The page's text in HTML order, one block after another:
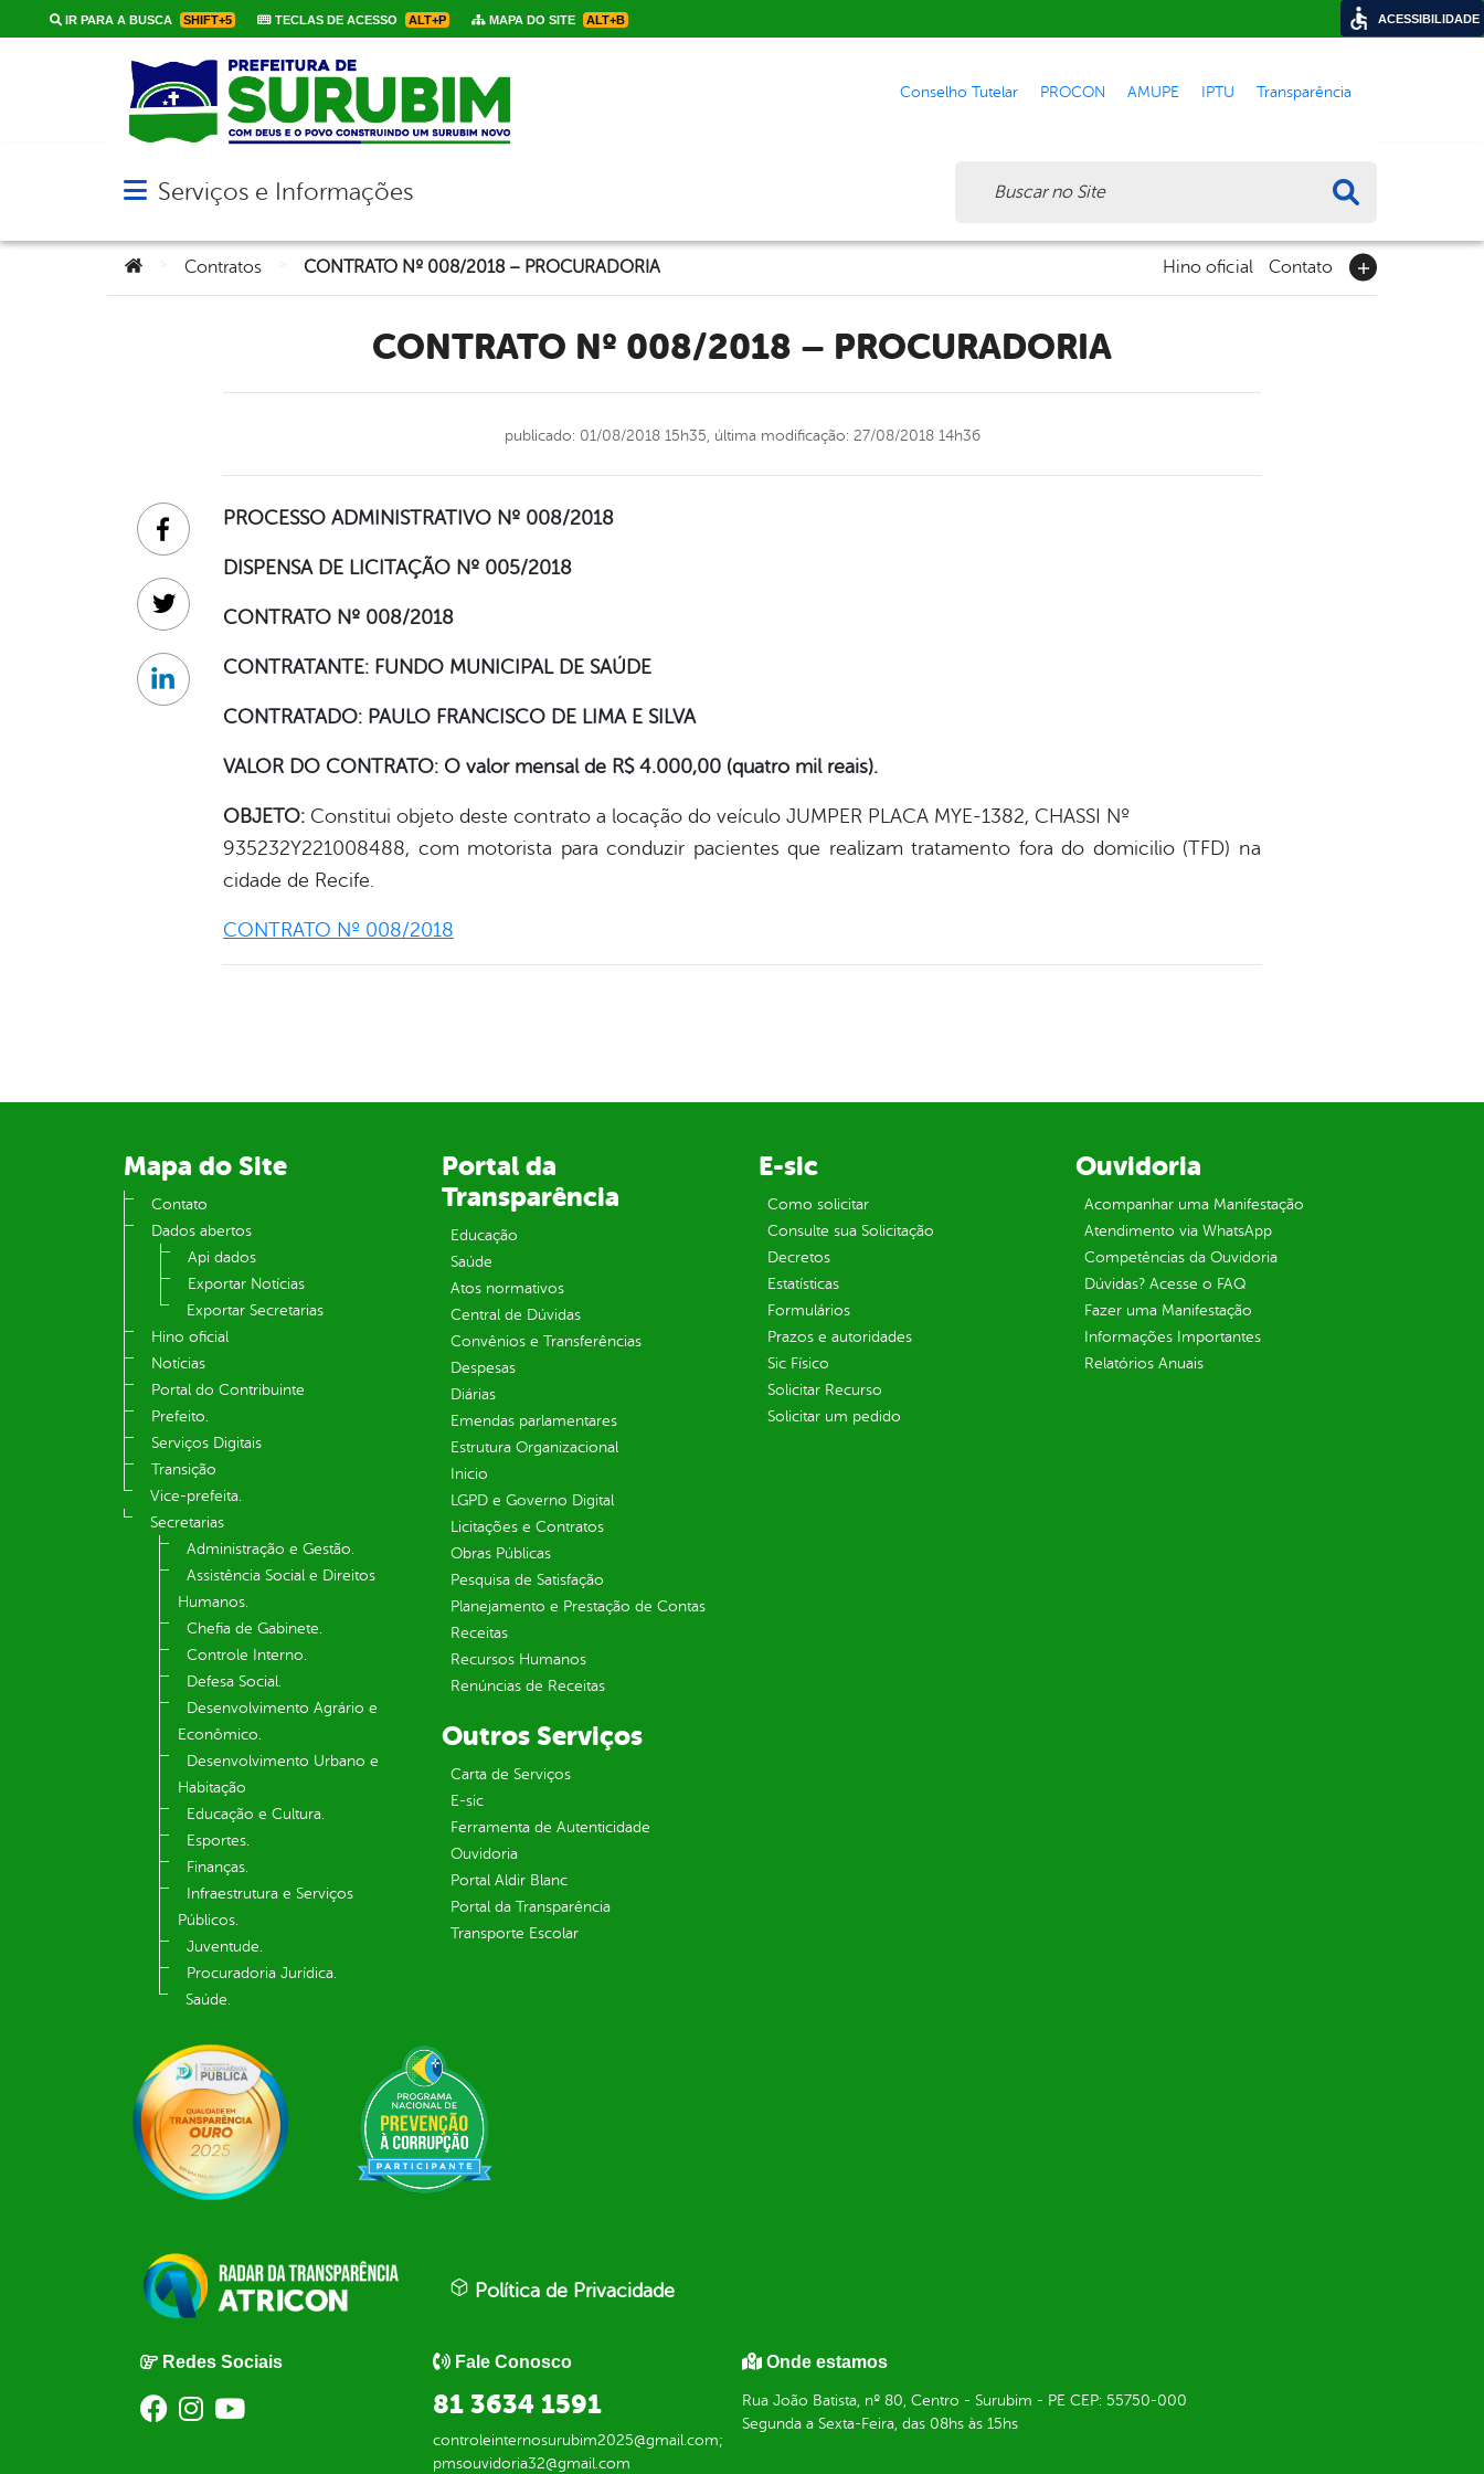
IR PARA A BUSCA SHIFT+5 TECLAS DE ACESSO ALT+P MAPA DO SITE ALT+B
Conselho Tutelar PROCON AMUPE IPTU Transparência
Abrir menu principal de navegação
Serviços e Informações
Você está aqui:
Contratos CONTRATO Nº 008/2018 – PROCURADORIA Hino oficial Contato
CONTRATO Nº 008/2018 – PROCURADORIA
publicado: 01/08/2018 15h35, última modificação: 27/08/2018 14h36
PROCESSO ADMINISTRATIVO Nº 008/2018
DISPENSA DE LICITAÇÃO Nº 005/2018
CONTRATO Nº 008/2018
CONTRATANTE: FUNDO MUNICIPAL DE SAÚDE
CONTRATADO: PAULO FRANCISCO DE LIMA E SILVA
VALOR DO CONTRATO: O valor mensal de R$ 4.000,00 (quatro mil reais).
OBJETO: Constitui objeto deste contrato a locação do veículo JUMPER PLACA MYE-1382, CHASSI Nº
935232Y221008488, com motorista para conduzir pacientes que realizam tratamento fora do domicilio (TFD) na
cidade de Recife.
CONTRATO Nº 008/2018
Facebook
Twitter
Linkedin
Mapa do Site
Contato
Dados abertos
Api dados
Exportar Notícias
Exportar Secretarias
Hino oficial
Notícias
Portal do Contribuinte
Prefeito.
Serviços Digitais
Transição
Vice-prefeita.
Secretarias
Administração e Gestão.
Assistência Social e Direitos
Humanos.
Chefia de Gabinete.
Controle Interno.
Defesa Social.
Desenvolvimento Agrário e
Econômico.
Desenvolvimento Urbano e
Habitação
Educação e Cultura.
Esportes.
Finanças.
Infraestrutura e Serviços
Públicos.
Juventude.
Procuradoria Jurídica.
Saúde.
Portal da
Transparência
Educação
Saúde
Atos normativos
Central de Dúvidas
Convênios e Transferências
Despesas
Diárias
Emendas parlamentares
Estrutura Organizacional
Inicio
LGPD e Governo Digital
Licitações e Contratos
Obras Públicas
Pesquisa de Satisfação
Planejamento e Prestação de Contas
Receitas
Recursos Humanos
Renúncias de Receitas
E-sic
Como solicitar
Consulte sua Solicitação
Decretos
Estatísticas
Formulários
Prazos e autoridades
Sic Físico
Solicitar Recurso
Solicitar um pedido
Ouvidoria
Acompanhar uma Manifestação
Atendimento via WhatsApp
Competências da Ouvidoria
Dúvidas? Acesse o FAQ
Fazer uma Manifestação
Informações Importantes
Relatórios Anuais
Outros Serviços
Carta de Serviços
E-sic
Ferramenta de Autenticidade
Ouvidoria
Portal Aldir Blanc
Portal da Transparência
Transporte Escolar
Política de Privacidade
Redes Sociais Fale Conosco
81 3634 1591
controleinternosurubim2025@gmail.com;
pmsouvidoria32@gmail.com
Onde estamos
Rua João Batista, nº 80, Centro - Surubim - PE CEP: 55750-000
Segunda a Sexta-Feira, das 08hs às 15hs
ACESSIBILIDADE